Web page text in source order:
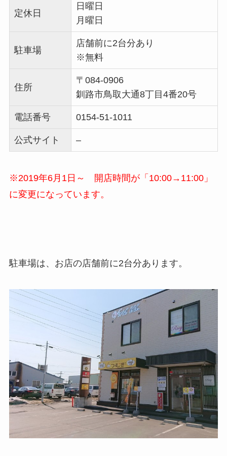
定休日
日曜日
月曜日
駐車場
店舗前に2台分あり
※無料
住所
〒084-0906
釧路市鳥取大通8丁目4番20号
電話番号 0154-51-1011
公式サイト –
※2019年6月1日～ 開店時間が「10:00→11:00」
に変更になっています。
駐車場は、お店の店舗前に2台分あります。